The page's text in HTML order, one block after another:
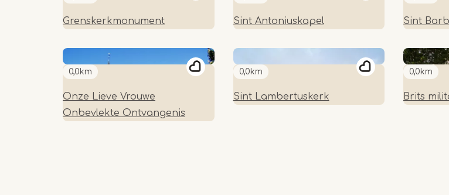
Grenskerkmonument Sint Antoniuskapel Sint
0,0km
Onze Lieve Vrouwe
Onbevlekte Ontvangenis
0,0km
Sint Lambertuskerk
0,0km
Brits